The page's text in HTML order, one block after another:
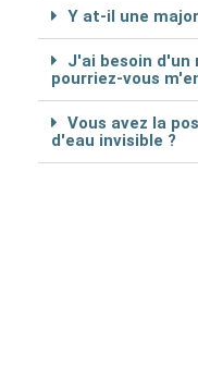
Y at-il une
J'ai besoin d'un
pourriez-vous
Vous avez la
d'eau invisible ?